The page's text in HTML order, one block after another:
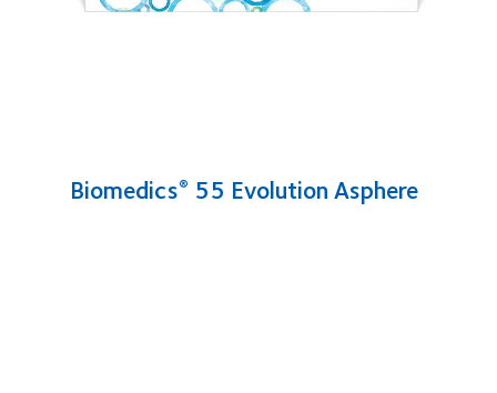
Biomedics® 55 Evolution Asphere